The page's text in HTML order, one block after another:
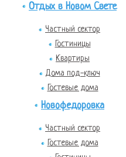
Отдых в Новом Свете
Частный сектор
Гостиницы
Квартиры
Дома под-ключ
Гостевые дома
Новофедоровка
Частный сектор
Гостевые дома